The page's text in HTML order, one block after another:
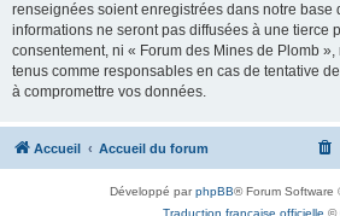
renseignées soient enregistrées dans notre base
informations ne seront pas diffusées à une tierce
consentement, ni « Forum des Mines de Plomb
tenus comme responsables en cas de tentative
à compromettre vos données.
Accueil Accueil du forum
Développé parphpBB® Forum Software
Traduction française officielle ©